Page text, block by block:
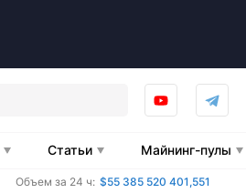
Статьи Майнинг-пулы
Объем за 24 ч: $55 385 520 401,551